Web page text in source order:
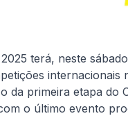
terá, neste
primeira etapa do
o último evento